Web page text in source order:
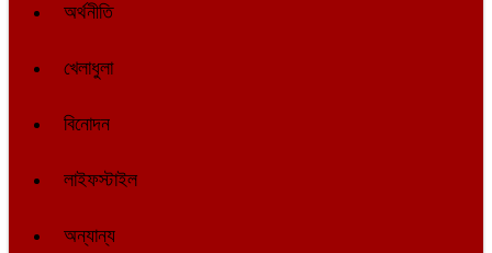
অর্থনীতি
খেলাধুলা
বিনোদন
লাইফস্টাইল
অন্যান্য